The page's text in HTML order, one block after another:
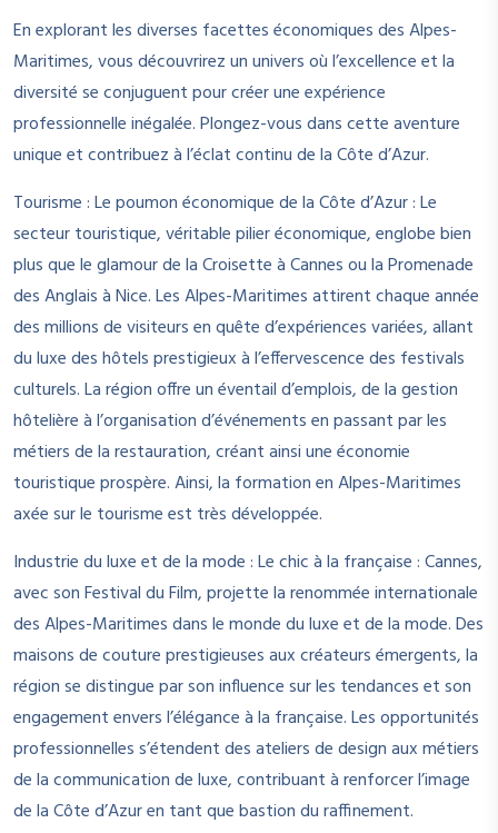
En explorant les diverses facettes économiques des Alpes-
Maritimes, vous découvrirez un univers où l’excellence et la
diversité se conjuguent pour créer une expérience
professionnelle inégalée. Plongez-vous dans cette aventure
unique et contribuez à l’éclat continu de la Côte d’Azur.
Tourisme : Le poumon économique de la Côte d’Azur : Le
secteur touristique, véritable pilier économique, englobe bien
plus que le glamour de la Croisette à Cannes ou la Promenade
des Anglais à Nice. Les Alpes-Maritimes attirent chaque année
des millions de visiteurs en quête d’expériences variées, allant
du luxe des hôtels prestigieux à l’effervescence des festivals
culturels. La région offre un éventail d’emplois, de la gestion
hôtelière à l’organisation d’événements en passant par les
métiers de la restauration, créant ainsi une économie
touristique prospère. Ainsi, la formation en Alpes-Maritimes
axée sur le tourisme est très développée.
Industrie du luxe et de la mode : Le chic à la française : Cannes,
avec son Festival du Film, projette la renommée internationale
des Alpes-Maritimes dans le monde du luxe et de la mode. Des
maisons de couture prestigieuses aux créateurs émergents, la
région se distingue par son influence sur les tendances et son
engagement envers l’élégance à la française. Les opportunités
professionnelles s’étendent des ateliers de design aux métiers
de la communication de luxe, contribuant à renforcer l’image
de la Côte d’Azur en tant que bastion du raffinement.